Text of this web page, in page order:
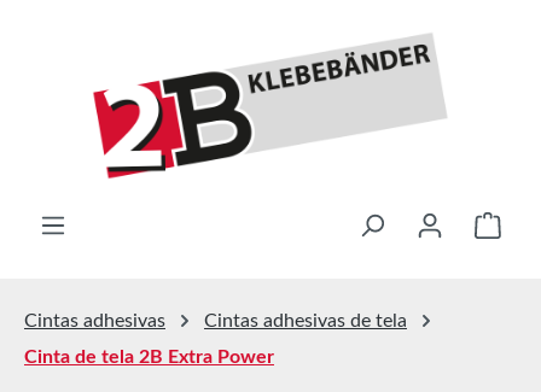
El
Cintas adhesivas
Cintas adhesivas de tela
Cinta de tela 2B Extra Power